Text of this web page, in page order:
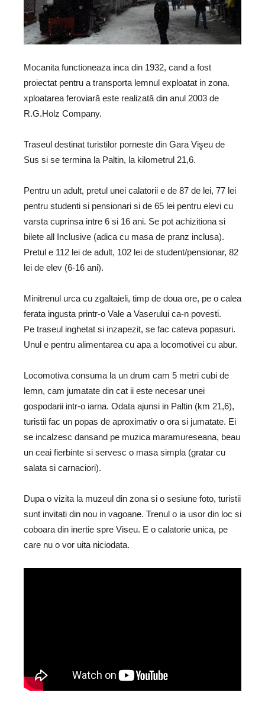
Mocanita functioneaza inca din 1932, cand a fost
proiectat pentru a transporta lemnul exploatat in zona.
xploatarea feroviară este realizată din anul 2003 de
R.G.Holz Company.
Traseul destinat turistilor porneste din Gara Vişeu de
Sus si se termina la Paltin, la kilometrul 21,6.
Pentru un adult, pretul unei calatorii e de 87 de lei, 77 lei
pentru studenti si pensionari si de 65 lei pentru elevi cu
varsta cuprinsa intre 6 si 16 ani. Se pot achizitiona si
bilete all Inclusive (adica cu masa de pranz inclusa).
Pretul e 112 lei de adult, 102 lei de student/pensionar, 82
lei de elev (6-16 ani).
Minitrenul urca cu zgaltaieli, timp de doua ore, pe o calea
ferata ingusta printr-o Vale a Vaserului ca-n povesti.
Pe traseul inghetat si inzapezit, se fac cateva popasuri.
Unul e pentru alimentarea cu apa a locomotivei cu abur.
Locomotiva consuma la un drum cam 5 metri cubi de
lemn, cam jumatate din cat ii este necesar unei
gospodarii intr-o iarna. Odata ajunsi in Paltin (km 21,6),
turistii fac un popas de aproximativ o ora si jumatate. Ei
se incalzesc dansand pe muzica maramureseana, beau
un ceai fierbinte si servesc o masa simpla (gratar cu
salata si carnaciori).
Dupa o vizita la muzeul din zona si o sesiune foto, turistii
sunt invitati din nou in vagoane. Trenul o ia usor din loc si
coboara din inertie spre Viseu. E o calatorie unica, pe
care nu o vor uita niciodata.